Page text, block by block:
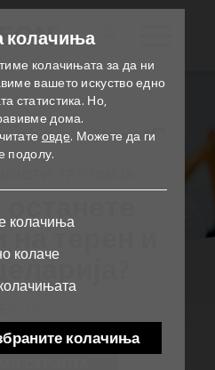
терен и
колачиња
колачињата за да ни
вашето искуство едно
статистика. Но,
дома.
овде. Можете да ги
подолу.
колачиња
колаче
колачиња